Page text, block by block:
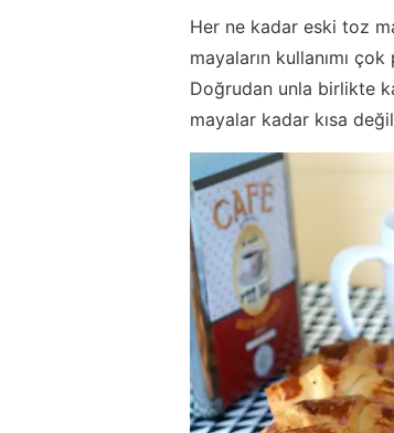
Her ne kadar eski toz
mayaların kullanımı
Doğrudan unla birlikte
mayalar kadar kısa